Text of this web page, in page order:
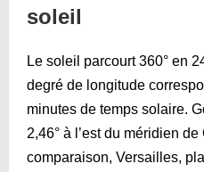
soleil
Le soleil parcourt 360° en
degré de longitude
minutes de temps solaire.
2,46° à l’est du méridien
comparaison, Versailles,